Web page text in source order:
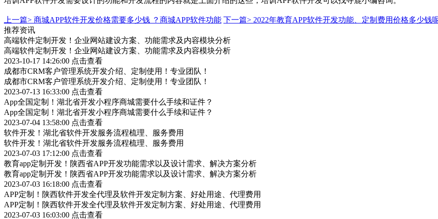
上一篇> 商城APP软件开发价格需要多少钱 ？商城APP软件功能 下一篇> 2022年教育APP软件开发功能、定制费用价格多少钱
推荐资讯
高端软件定制开发！企业网站建设方案、功能需求及内容模块分析
高端软件定制开发！企业网站建设方案、功能需求及内容模块分析
2023-10-17 14:26:00 点击查看
成都市CRM客户管理系统开发介绍、定制使用！专业团队！
成都市CRM客户管理系统开发介绍、定制使用！专业团队！
2023-07-13 16:33:00 点击查看
App全国定制！湖北省开发小程序商城需要什么手续和证件？
App全国定制！湖北省开发小程序商城需要什么手续和证件？
2023-07-04 13:58:00 点击查看
软件开发！湖北省软件开发服务流程梳理、服务费用
软件开发！湖北省软件开发服务流程梳理、服务费用
2023-07-03 17:12:00 点击查看
教育app定制开发！陕西省APP开发功能需求以及设计需求、解决方案分析
教育app定制开发！陕西省APP开发功能需求以及设计需求、解决方案分析
2023-07-03 16:18:00 点击查看
APP定制！陕西软件开发全代理及软件开发定制方案、好处用途、代理费用
APP定制！陕西软件开发全代理及软件开发定制方案、好处用途、代理费用
2023-07-03 16:03:00 点击查看